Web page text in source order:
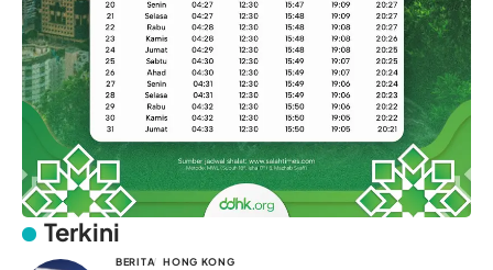
Terkini
BERITA HONG KONG